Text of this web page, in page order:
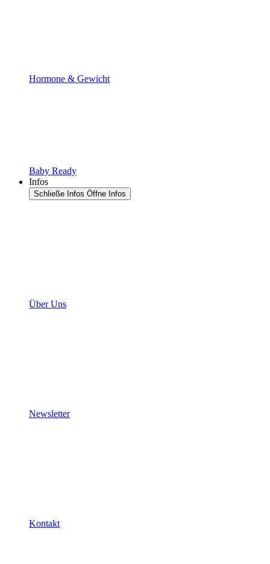
Hormone & Gewicht
Baby Ready
Infos
Schließe Infos Öffne Infos
Über Uns
Newsletter
Kontakt